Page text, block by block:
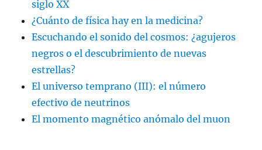
siglo XX
¿Cuánto de física hay en la medicina?
Escuchando el sonido del cosmos: ¿agujeros
negros o el descubrimiento de nuevas
estrellas?
El universo temprano (III): el número
efectivo de neutrinos
El momento magnético anómalo del muon